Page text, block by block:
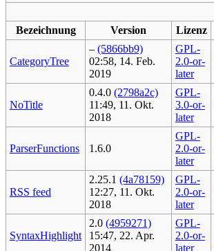
Bezeichnung
Version Lizenz
CategoryTree
– (5866bb9)
02:58, 14. Feb.
2019
GPL-
2.0-or-
later
NoTitle
0.4.0 (2798a2c)
11:49, 11. Okt.
2018
GPL-
3.0-or-
later
ParserFunctions 1.6.0
GPL-
2.0-or-
later
RSS feed
2.25.1 (4a78159)
12:27, 11. Okt.
2018
GPL-
2.0-or-
later
SyntaxHighlight
2.0 (4959271)
15:47, 22. Apr.
2014
GPL-
2.0-or-
later